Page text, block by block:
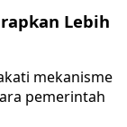
Lebih
mekanisme
pemerintah